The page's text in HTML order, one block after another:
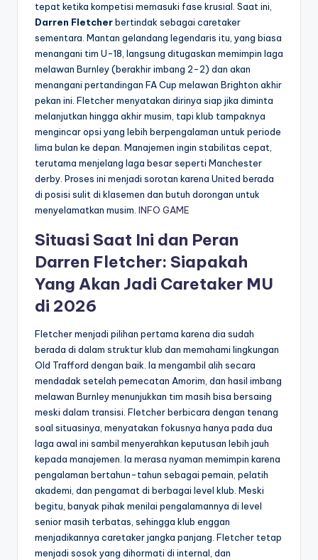
tepat ketika kompetisi memasuki fase krusial. Saat ini,
Darren Fletcherbertindak sebagai caretaker
sementara. Mantan gelandang legendaris itu, yang biasa
menangani tim U-18, langsung ditugaskan memimpin laga
melawan Burnley (berakhir imbang 2-2) dan akan
menangani pertandingan FA Cup melawan Brighton akhir
pekan ini. Fletcher menyatakan dirinya siap jika diminta
melanjutkan hingga akhir musim, tapi klub tampaknya
mengincar opsi yang lebih berpengalaman untuk periode
lima bulan ke depan. Manajemen ingin stabilitas cepat,
terutama menjelang laga besar seperti Manchester
derby. Proses ini menjadi sorotan karena United berada
di posisi sulit di klasemen dan butuh dorongan untuk
menyelamatkan musim. INFO GAME
Situasi Saat Ini dan Peran
Darren Fletcher: Siapakah
Yang Akan Jadi Caretaker MU
di 2026
Fletcher menjadi pilihan pertama karena dia sudah
berada di dalam struktur klub dan memahami lingkungan
Old Trafford dengan baik. Ia mengambil alih secara
mendadak setelah pemecatan Amorim, dan hasil imbang
melawan Burnley menunjukkan tim masih bisa bersaing
meski dalam transisi. Fletcher berbicara dengan tenang
soal situasinya, menyatakan fokusnya hanya pada dua
laga awal ini sambil menyerahkan keputusan lebih jauh
kepada manajemen. Ia merasa nyaman memimpin karena
pengalaman bertahun-tahun sebagai pemain, pelatih
akademi, dan pengamat di berbagai level klub. Meski
begitu, banyak pihak menilai pengalamannya di level
senior masih terbatas, sehingga klub enggan
menjadikannya caretaker jangka panjang. Fletcher tetap
menjadi sosok yang dihormati di internal, dan